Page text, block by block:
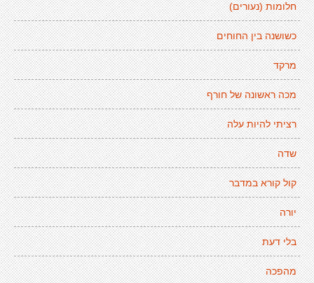
חלומות (נעורים)
כשושנה בין החוחים
מרקד
מכה ראשונה של חורף
רציתי להיות עלה
שדה
קול קורא במדבר
יורה
בלי דעת
מהפכה